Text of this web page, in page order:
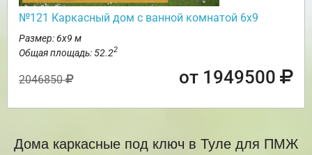
№121 Каркасный дом с ванной комнатой 6х9
Размер: 6х9 м
Общая площадь: 52.22
2046850 от 1949500
Дома каркасные под ключ в Туле для ПМЖ